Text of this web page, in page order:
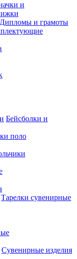
и
Дипломы и грамоты
Бейсболки и
поло
Тарелки сувенирные
Сувенирные изделия